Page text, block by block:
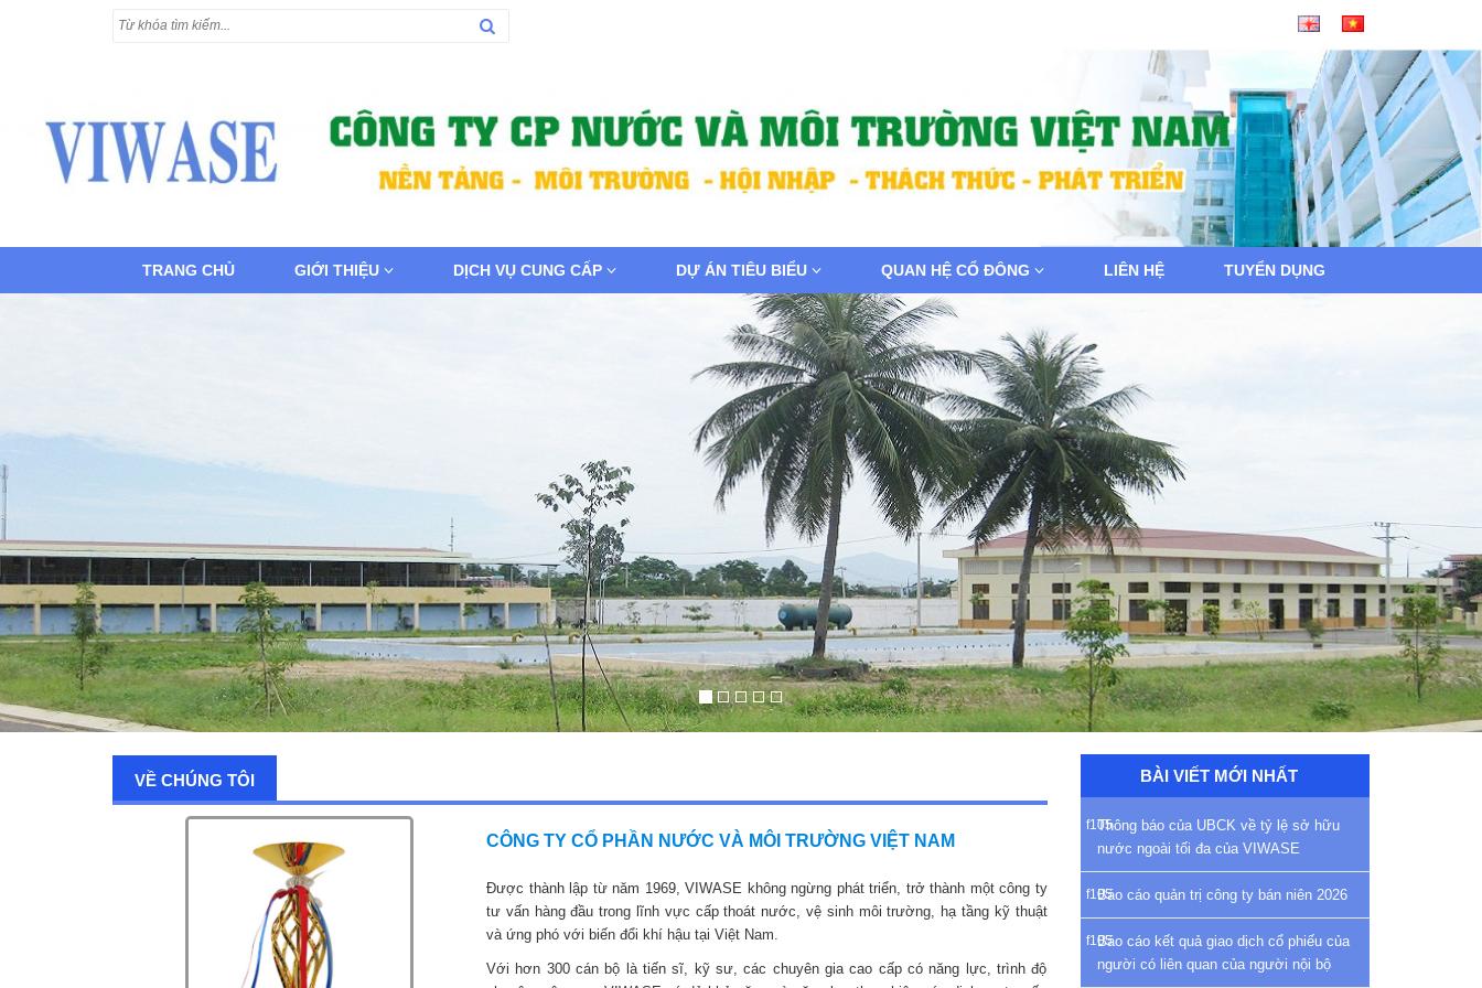
TRANG CHỦ GIỚI THIỆU DỊCH VỤ CUNG CẤP DỰ ÁN TIÊU BIỂU QUAN HỆ CỔ ĐÔNG LIÊN HỆ TUYỂN DỤNG
VỀ CHÚNG TÔI
CÔNG TY CỔ PHẦN NƯỚC VÀ MÔI TRƯỜNG VIỆT NAM
Được thành lập từ năm 1969, VIWASE không ngừng phát triển, trở thành một công ty
tư vấn hàng đầu trong lĩnh vực cấp thoát nước, vệ sinh môi trường, hạ tầng kỹ thuật
và ứng phó với biến đổi khí hậu tại Việt Nam.
Với hơn 300 cán bộ là tiến sĩ, kỹ sư, các chuyên gia cao cấp có năng lực, trình độ
BÀI VIẾT MỚI NHẤT
Thông báo của UBCK về tỷ lệ sở hữu
nước ngoài tối đa của VIWASE
Báo cáo quản trị công ty bán niên 2026
Báo cáo kết quả giao dịch cổ phiếu của
người có liên quan của người nội bộ